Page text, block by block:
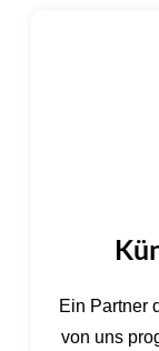
Ein Partner
von uns